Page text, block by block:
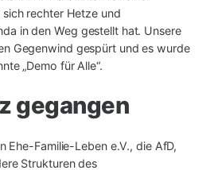
rechter Hetze und
in den Weg gestellt hat. Unsere
Gegenwind gespürt und es wurde
„Demo für Alle“.
gegangen
Ehe-Familie-Leben e.V., die AfD,
Strukturen des